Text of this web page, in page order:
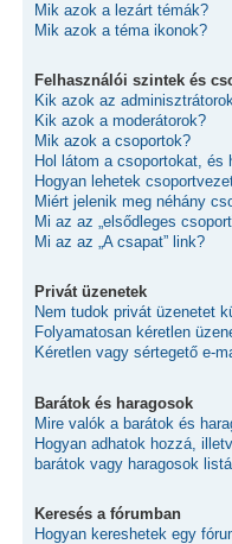
Mik azok a lezárt témák?
Mik azok a téma ikonok?
Felhasználói szintek és
Kik azok az
Kik azok a moderátorok?
Mik azok a csoportok?
Hol látom a csoportokat, és
Hogyan lehetek
Miért jelenik meg néhány
Mi az az „elsődleges
Mi az az „A csapat” link?
Privát üzenetek
Nem tudok privát üzenetet
Folyamatosan kéretlen
Kéretlen vagy sértegető e-
Barátok és haragosok
Mire valók a barátok és
Hogyan adhatok hozzá,
barátok vagy haragosok
Keresés a fórumban
Hogyan kereshetek egy